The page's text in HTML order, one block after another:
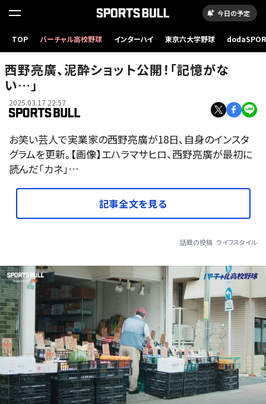
今日の予定
TOP バーチャル高校野球 インターハイ 東京六大学野球
西野亮廣、泥酔ショット公開！「記憶がな
い…」
2025.03.17 22:57
お笑い芸人で実業家の西野亮廣が18日、自身のインスタ
グラムを更新。【画像】エハラマサヒロ、西野亮廣が最初に
読んだ「カネ」…
記事全文を見る
話題の投稿 ライフスタイル